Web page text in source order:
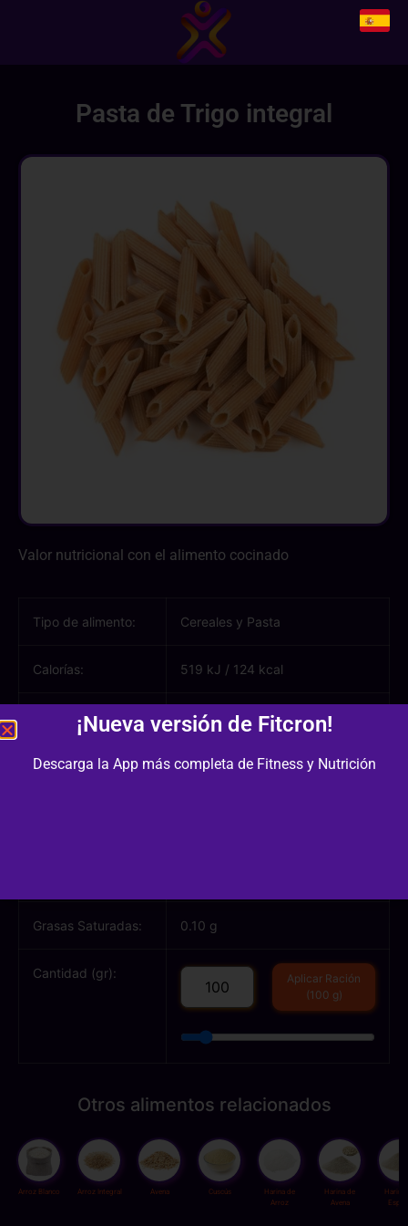
Pasta de Trigo integral
Valor nutricional con el alimento cocinado
Tipo de alimento: Cereales y Pasta
Calorías: 519 kJ / 124 kcal
Hidratos de
carbono:
26.50 g
Grasas Saturadas: 0.10 g
Cantidad (gr):
Aplicar Ración
(100 g)
Otros alimentos relacionados
Arroz Blanco Arroz Integral Avena Cuscús
Harina de
Arroz
Harina de
Avena
Harina
¡Nueva versión de Fitcron!
Descarga la App más completa de Fitness y Nutrición